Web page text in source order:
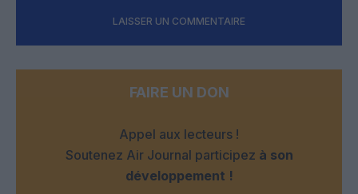
LAISSER UN COMMENTAIRE
FAIRE UN DON
Appel aux lecteurs !
Soutenez Air Journal participez à son
développement !